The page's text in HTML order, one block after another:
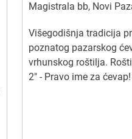
Magistrala bb, Novi
Višegodišnja tradicija
poznatog pazarskog
vrhunskog roštilja.
2" - Pravo ime za ćevap!